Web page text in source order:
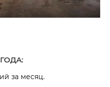
за месяц.